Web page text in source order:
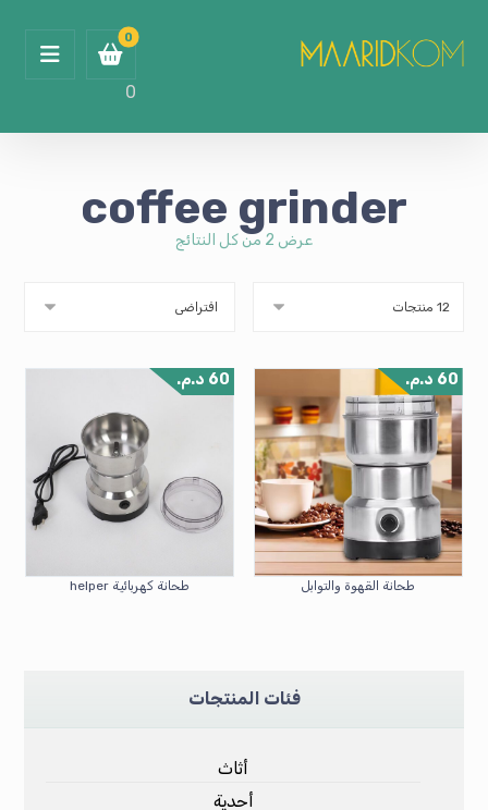
0
coffee grinder
عرض ⁦2⁩ من كل النتائج
طحانة القهوة والتوابل
60 د.م.
طحانة كهربائية helper
60 د.م.
فئات المنتجات
أثاث
أحدية